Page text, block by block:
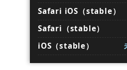
Safari iOS（stable）
Safari（stable）
iOS（stable）